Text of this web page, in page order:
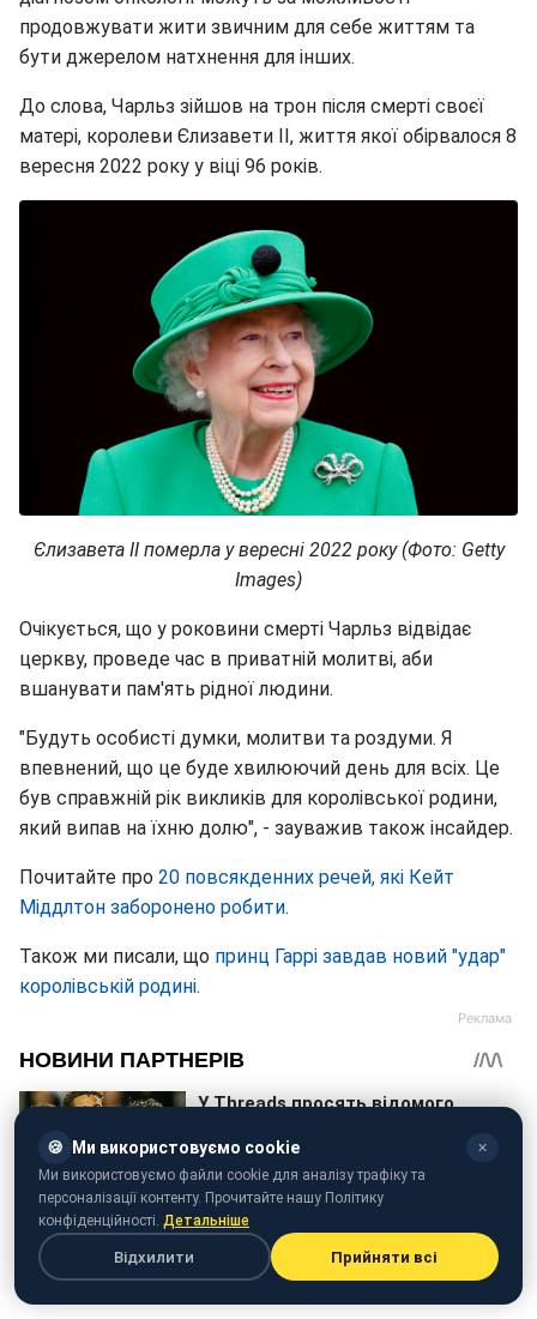
продовжувати жити звичним для себе життям та
бути джерелом натхнення для інших.
До слова, Чарльз зійшов на трон після смерті своєї
матері, королеви Єлизавети II, життя якої обірвалося 8
вересня 2022 року у віці 96 років.
Єлизавета II померла у вересні 2022 року (Фото: Getty
Images)
Очікується, що у роковини смерті Чарльз відвідає
церкву, проведе час в приватній молитві, аби
вшанувати пам'ять рідної людини.
"Будуть особисті думки, молитви та роздуми. Я
впевнений, що це буде хвилюючий день для всіх. Це
був справжній рік викликів для королівської родини,
який випав на їхню долю", - зауважив також інсайдер.
Почитайте про 20 повсякденних речей, які Кейт
Міддлтон заборонено робити.
Також ми писали, що принц Гаррі завдав новий "удар"
королівській родині.
🍪 Ми використовуємо cookie ✕
Ми використовуємо файли cookie для аналізу трафіку та
персоналізації контенту. Прочитайте нашу Політику
конфіденційності. Детальніше
Відхилити Прийняти всі